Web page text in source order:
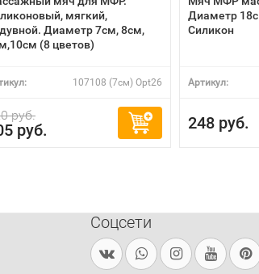
мягкий,
Диаметр 7см, 8см,
(8 цветов)
107108 (7см) Opt26
руб.
руб.
Диаметр
Силикон
Артикул:
248 руб.
Соцсети